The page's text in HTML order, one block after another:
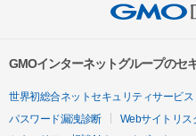
GMOインターネットグループのセ
世界初総合ネットセキュリティサービス
パスワード漏洩診断
Webサイトリス